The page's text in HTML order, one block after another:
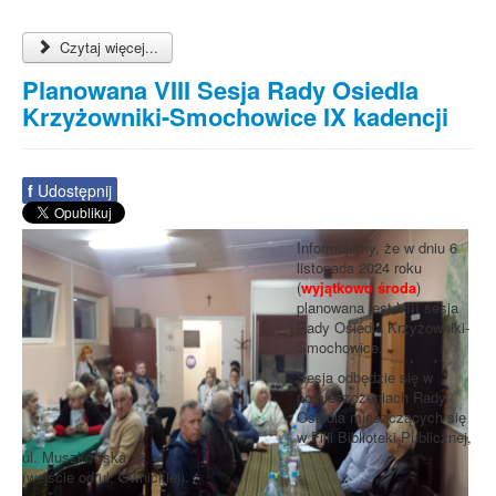
Czytaj więcej...
Planowana VIII Sesja Rady Osiedla
Krzyżowniki-Smochowice IX kadencji
f Udostępnij
Informujemy, że w dniu 6
listopada 2024 roku
(wyjątkowo środa)
planowana jest VIII sesja
Rady Osiedla Krzyżowniki-
Smochowice.
Sesja odbędzie się w
pomieszczeniach Rady
Osiedla mieszczących się
w Filii Biblioteki Publicznej,
ul. Muszkowska 1a
(wejście od ul. Ownickiej).